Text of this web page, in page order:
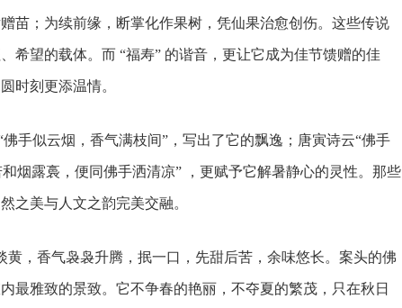
苗；为续前缘，断掌化作果树，凭仙果治愈创伤。这些传说
希望的载体。而 “福寿” 的谐音，更让它成为佳节馈赠的佳
时刻更添温情。
手似云烟，香气满枝间”，写出了它的飘逸；唐寅诗云“佛手
烟露裛，便同佛手洒清凉” ，更赋予它解暑静心的灵性。那些
之美与人文之韵完美交融。
，香气袅袅升腾，抿一口，先甜后苦，余味悠长。案头的佛
最雅致的景致。它不争春的艳丽，不夺夏的繁茂，只在秋日